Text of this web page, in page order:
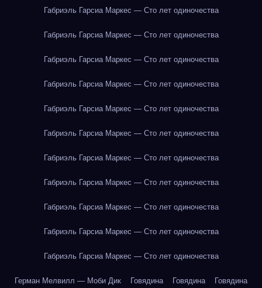
Габриэль Гарсиа Маркес — Сто лет одиночества
Габриэль Гарсиа Маркес — Сто лет одиночества
Габриэль Гарсиа Маркес — Сто лет одиночества
Габриэль Гарсиа Маркес — Сто лет одиночества
Габриэль Гарсиа Маркес — Сто лет одиночества
Габриэль Гарсиа Маркес — Сто лет одиночества
Габриэль Гарсиа Маркес — Сто лет одиночества
Габриэль Гарсиа Маркес — Сто лет одиночества
Габриэль Гарсиа Маркес — Сто лет одиночества
Габриэль Гарсиа Маркес — Сто лет одиночества
Габриэль Гарсиа Маркес — Сто лет одиночества
Герман Мелвилл — Моби Дик Говядина Говядина Говядина